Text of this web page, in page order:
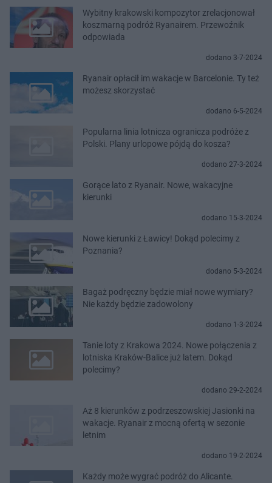
Wybitny krakowski kompozytor zrelacjonował
koszmarną podróż Ryanairem. Przewoźnik
odpowiada
dodano 3-7-2024
Ryanair opłacił im wakacje w Barcelonie. Ty też
możesz skorzystać
dodano 6-5-2024
Popularna linia lotnicza ogranicza podróże z
Polski. Plany urlopowe pójdą do kosza?
dodano 27-3-2024
Gorące lato z Ryanair. Nowe, wakacyjne
kierunki
dodano 15-3-2024
Nowe kierunki z Ławicy! Dokąd polecimy z
Poznania?
dodano 5-3-2024
Bagaż podręczny będzie miał nowe wymiary?
Nie każdy będzie zadowolony
dodano 1-3-2024
Tanie loty z Krakowa 2024. Nowe połączenia z
lotniska Kraków-Balice już latem. Dokąd
polecimy?
dodano 29-2-2024
Aż 8 kierunków z podrzeszowskiej Jasionki na
wakacje. Ryanair z mocną ofertą w sezonie
letnim
dodano 19-2-2024
Każdy może wygrać podróż do Alicante.